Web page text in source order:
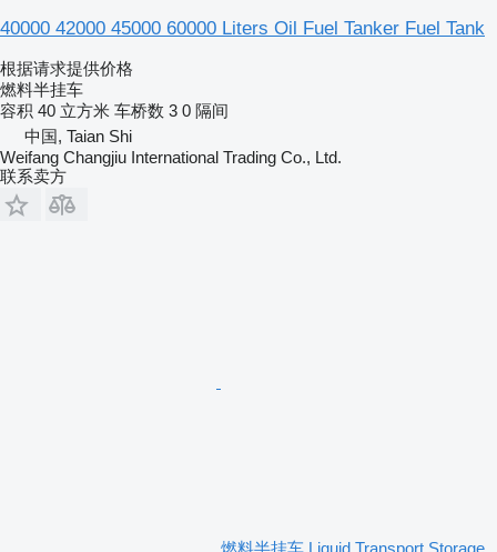
40000 42000 45000 60000 Liters Oil Fuel Tanker Fuel Tank
根据请求提供价格
燃料半挂车
容积 40 立方米 车桥数 3 0 隔间
中国, Taian Shi
Weifang Changjiu International Trading Co., Ltd.
联系卖方
燃料半挂车 Liquid Transport Storage